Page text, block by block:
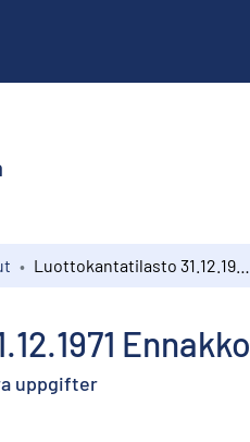
uppgifter